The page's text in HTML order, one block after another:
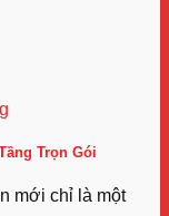
Trọn Gói
mới chỉ là một